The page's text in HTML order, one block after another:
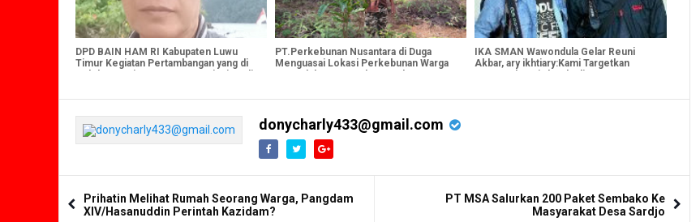
DPD BAIN HAM RI Kabupaten Luwu
Timur Kegiatan Pertambangan yang di
PT.Perkebunan Nusantara di Duga
Menguasai Lokasi Perkebunan Warga
IKA SMAN Wawondula Gelar Reuni
Akbar, ary ikhtiary:Kami Targetkan
donycharly433@gmail.com
Prihatin Melihat Rumah Seorang Warga, Pangdam
XIV/Hasanuddin Perintah Kazidam?
PT MSA Salurkan 200 Paket Sembako Ke
Masyarakat Desa Sardjo